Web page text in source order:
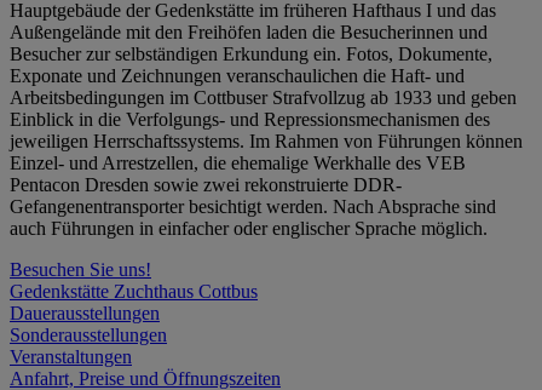
Hauptgebäude der Gedenkstätte im früheren Hafthaus I und das
Außengelände mit den Freihöfen laden die Besucherinnen und
Besucher zur selbständigen Erkundung ein. Fotos, Dokumente,
Exponate und Zeichnungen veranschaulichen die Haft- und
Arbeitsbedingungen im Cottbuser Strafvollzug ab 1933 und geben
Einblick in die Verfolgungs- und Repressionsmechanismen des
jeweiligen Herrschaftssystems. Im Rahmen von Führungen können
Einzel- und Arrestzellen, die ehemalige Werkhalle des VEB
Pentacon Dresden sowie zwei rekonstruierte DDR-
Gefangenentransporter besichtigt werden. Nach Absprache sind
auch Führungen in einfacher oder englischer Sprache möglich.
Besuchen Sie uns!
Gedenkstätte Zuchthaus Cottbus
Dauerausstellungen
Sonderausstellungen
Veranstaltungen
Anfahrt, Preise und Öffnungszeiten